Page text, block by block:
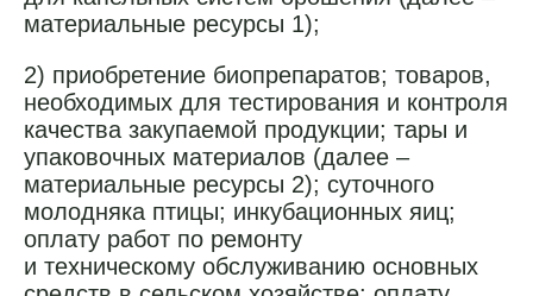
материальные ресурсы 1);
2) приобретение биопрепаратов; товаров,
необходимых для тестирования и контроля
качества закупаемой продукции; тары и
упаковочных материалов (далее –
материальные ресурсы 2); суточного
молодняка птицы; инкубационных яиц;
оплату работ по ремонту
и техническому обслуживанию основных